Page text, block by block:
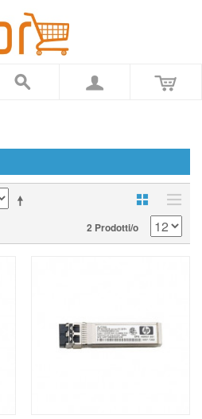
2 Prodotti/o